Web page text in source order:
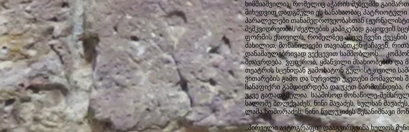
ხიმშიაშვილი), რომელიც აჭარის მუზეუმში
მიხედვით დადგმული ეს სანახაობაც
პარალელები თანამედროვეობასთან
მემკვიდრეობის ძეგლების კაპიკებად გაყიდვის
ფორმის ქსოვილს, რომელზეც ასევე ჩვენი ქვეყნის
ძახილით, მონაწილეები თავიანთკენ ქაჩავენ,
დანაშაულებრივად ვექცევით სამშობლოს...
მთავრდება. ვფიქრობ, ყმაწვილი მსახიობების
თეატრის სცენიდან გამოხატონ გულისტკივილი
ვითარების გამო და სურვილი უკეთესი მომავლის
ჩანაფიქრი გამდიდრდება და უკეთ წარმოჩნდება,
უკვე გადადგმულია. საამისოდ მონაწილე-
სალომე ბოლქვაძეს, ნინი შავაძეს, სულხან
ლაშა ხოშორაძეს, ნინი წულუკიძეს შესანიშნავი
„პირველი ავტოგრაფი“ დააგვირგვინა ხულოს